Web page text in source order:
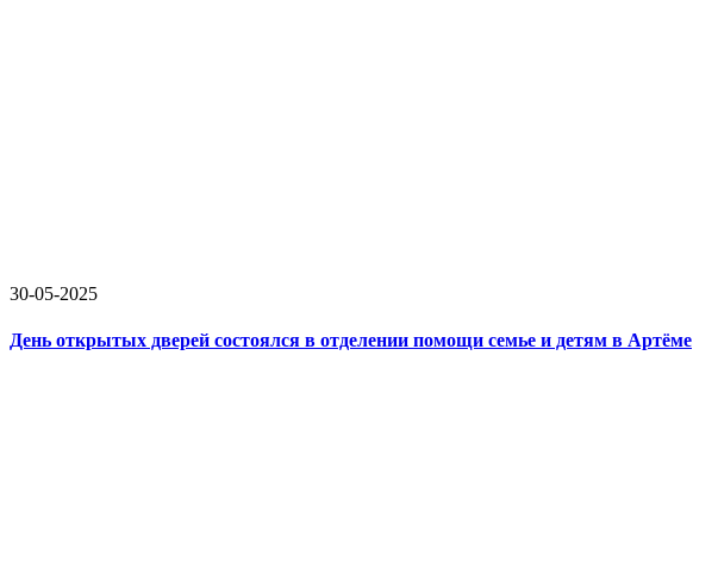
30-05-2025
День открытых дверей состоялся в отделении помощи семье и детям в Артёме